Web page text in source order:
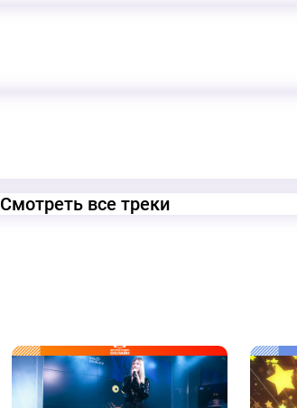
Смотреть все треки